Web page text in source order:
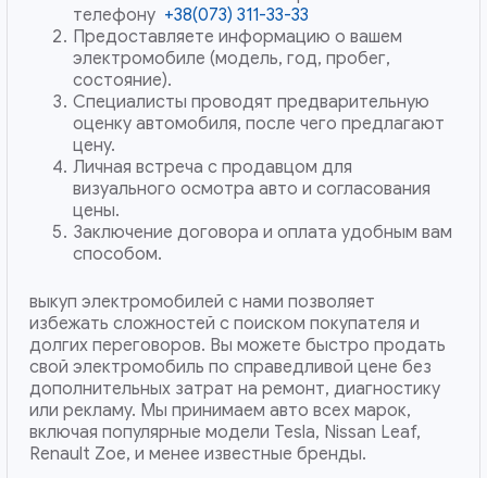
телефону +38(073) 311-33-33
Предоставляете информацию о вашем
электромобиле (модель, год, пробег,
состояние).
Специалисты проводят предварительную
оценку автомобиля, после чего предлагают
цену.
Личная встреча с продавцом для
визуального осмотра авто и согласования
цены.
Заключение договора и оплата удобным вам
способом.
выкуп электромобилей с нами позволяет
избежать сложностей с поиском покупателя и
долгих переговоров. Вы можете быстро продать
свой электромобиль по справедливой цене без
дополнительных затрат на ремонт, диагностику
или рекламу. Мы принимаем авто всех марок,
включая популярные модели Tesla, Nissan Leaf,
Renault Zoe, и менее известные бренды.